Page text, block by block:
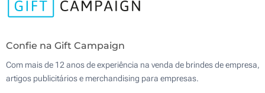
Confie na Gift Campaign
Com mais de 12 anos de experiência na venda de brindes de empresa,
artigos publicitários e merchandising para empresas.